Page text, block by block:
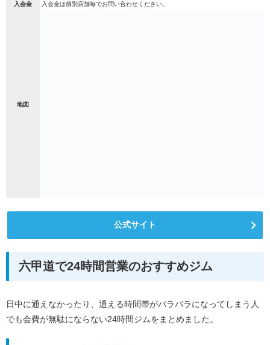
入会金 入会金は個別店舗毎でお問い合わせください。
地図
公式サイト
六甲道で24時間営業のおすすめジム
日中に通えなかったり、通える時間帯がバラバラになってしまう人
でも会費が無駄にならない24時間ジムをまとめました。